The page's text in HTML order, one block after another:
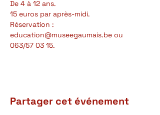
De 4 à 12 ans.
15 euros par après-midi.
Réservation :
education@museegaumais.be ou
063/57 03 15.
Partager cet événement